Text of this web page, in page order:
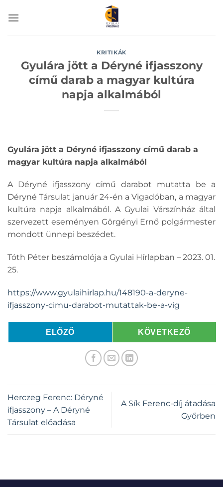
KRITIKÁK
Gyulára jött a Déryné ifjasszony
című darab a magyar kultúra
napja alkalmából
Gyulára jött a Déryné ifjasszony című darab a
magyar kultúra napja alkalmából
A Déryné ifjasszony című darabot mutatta be a
Déryné Társulat január 24-én a Vigadóban, a magyar
kultúra napja alkalmából. A Gyulai Várszínház által
szervezett eseményen Görgényi Ernő polgármester
mondott ünnepi beszédet.
Tóth Péter beszámolója a Gyulai Hírlapban – 2023. 01.
25.
https://www.gyulaihirlap.hu/148190-a-deryne-
ifjasszony-cimu-darabot-mutattak-be-a-vig
ELŐZŐ KÖVETKEZŐ
Herczeg Ferenc: Déryné
ifjasszony – A Déryné
Társulat előadása
A Sík Ferenc-díj átadása
Győrben